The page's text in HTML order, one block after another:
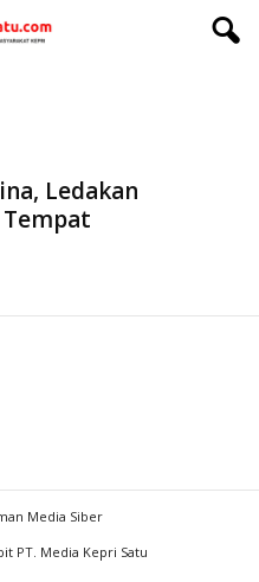
Ledakan
Media Siber
PT. Media Kepri Satu